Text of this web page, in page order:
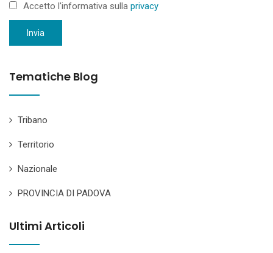
Accetto l'informativa sulla privacy
Invia
Tematiche Blog
Tribano
Territorio
Nazionale
PROVINCIA DI PADOVA
Ultimi Articoli